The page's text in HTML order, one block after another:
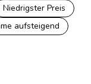
Niedrigster Preis
aufsteigend